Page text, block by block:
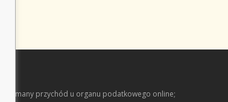
przychód u organu podatkowego online;